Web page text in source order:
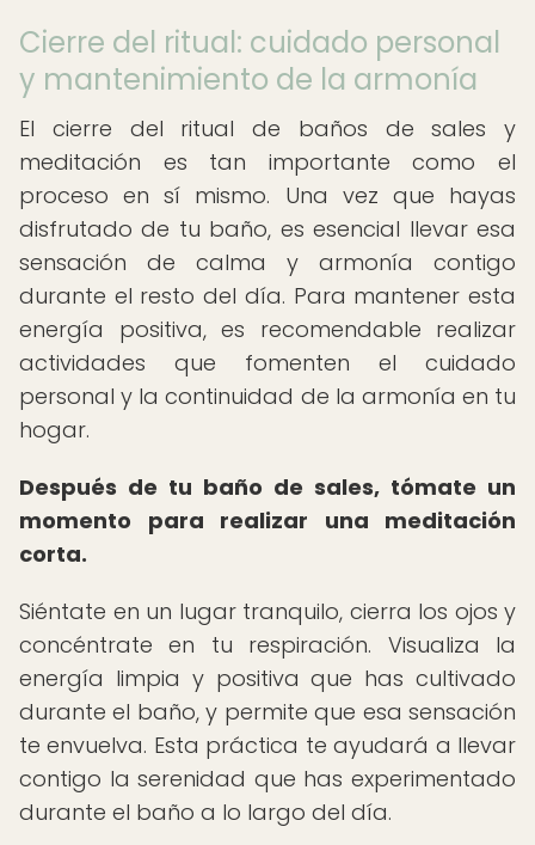
Cierre del ritual: cuidado personal
y mantenimiento de la armonía
El cierre del ritual de baños de sales y
meditación es tan importante como el
proceso en sí mismo. Una vez que hayas
disfrutado de tu baño, es esencial llevar esa
sensación de calma y armonía contigo
durante el resto del día. Para mantener esta
energía positiva, es recomendable realizar
actividades que fomenten el cuidado
personal y la continuidad de la armonía en tu
hogar.
Después de tu baño de sales, tómate un
momento para realizar una meditación
corta.
Siéntate en un lugar tranquilo, cierra los ojos y
concéntrate en tu respiración. Visualiza la
energía limpia y positiva que has cultivado
durante el baño, y permite que esa sensación
te envuelva. Esta práctica te ayudará a llevar
contigo la serenidad que has experimentado
durante el baño a lo largo del día.